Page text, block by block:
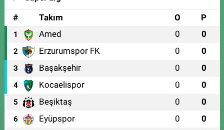
#
Takım O P
1 Amed 0 0
2 Erzurumspor FK 0 0
3 Başakşehir 0 0
4 Kocaelispor 0 0
5 Beşiktaş 0 0
6 Eyüpspor 0 0